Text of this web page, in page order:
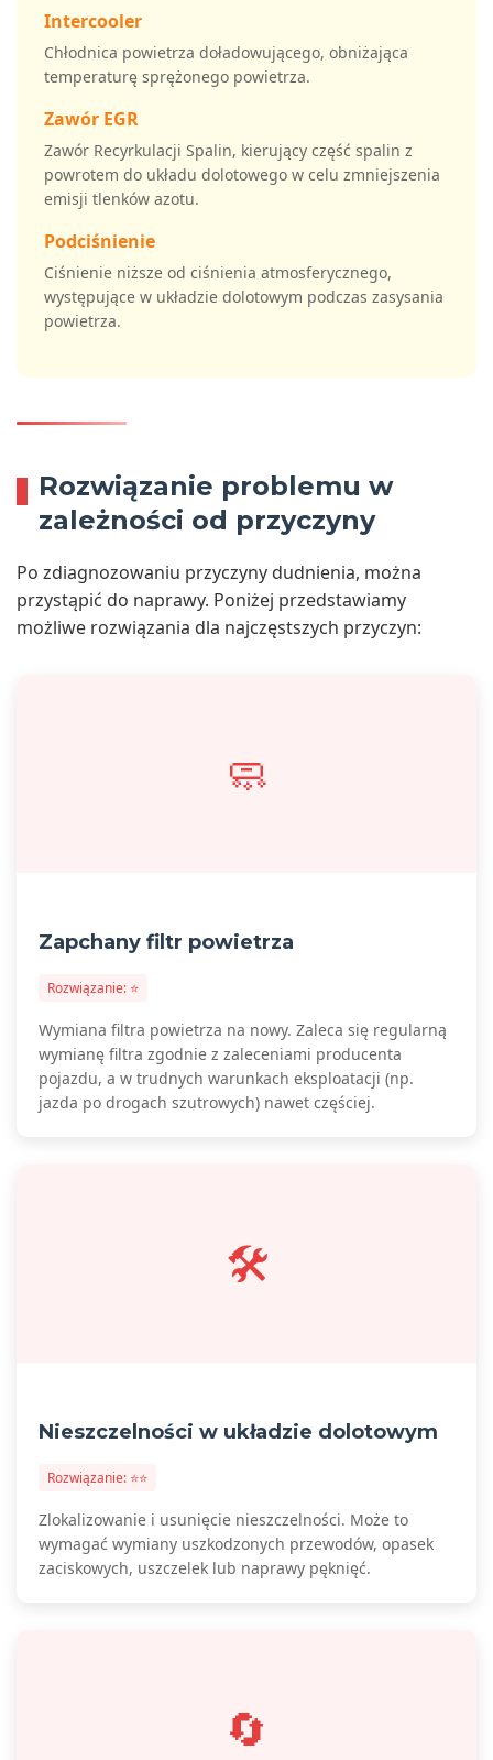
Intercooler
Chłodnica powietrza doładowującego, obniżająca
temperaturę sprężonego powietrza.
Zawór EGR
Zawór Recyrkulacji Spalin, kierujący część spalin z
powrotem do układu dolotowego w celu zmniejszenia
emisji tlenków azotu.
Podciśnienie
Ciśnienie niższe od ciśnienia atmosferycznego,
występujące w układzie dolotowym podczas zasysania
powietrza.
Rozwiązanie problemu w
zależności od przyczyny
Po zdiagnozowaniu przyczyny dudnienia, można
przystąpić do naprawy. Poniżej przedstawiamy
możliwe rozwiązania dla najczęstszych przyczyn:
🧼
Zapchany filtr powietrza
Rozwiązanie: ⭐
Wymiana filtra powietrza na nowy. Zaleca się regularną
wymianę filtra zgodnie z zaleceniami producenta
pojazdu, a w trudnych warunkach eksploatacji (np.
jazda po drogach szutrowych) nawet częściej.
🛠️
Nieszczelności w układzie dolotowym
Rozwiązanie: ⭐⭐
Zlokalizowanie i usunięcie nieszczelności. Może to
wymagać wymiany uszkodzonych przewodów, opasek
zaciskowych, uszczelek lub naprawy pęknięć.
🔄